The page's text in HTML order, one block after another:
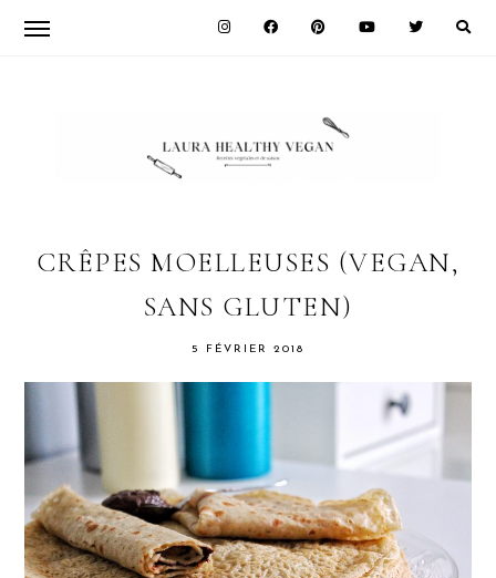
HEALTHY
VEGAN
CRÊPES MOELLEUSES (VEGAN,
SANS GLUTEN)
5 FÉVRIER 2018